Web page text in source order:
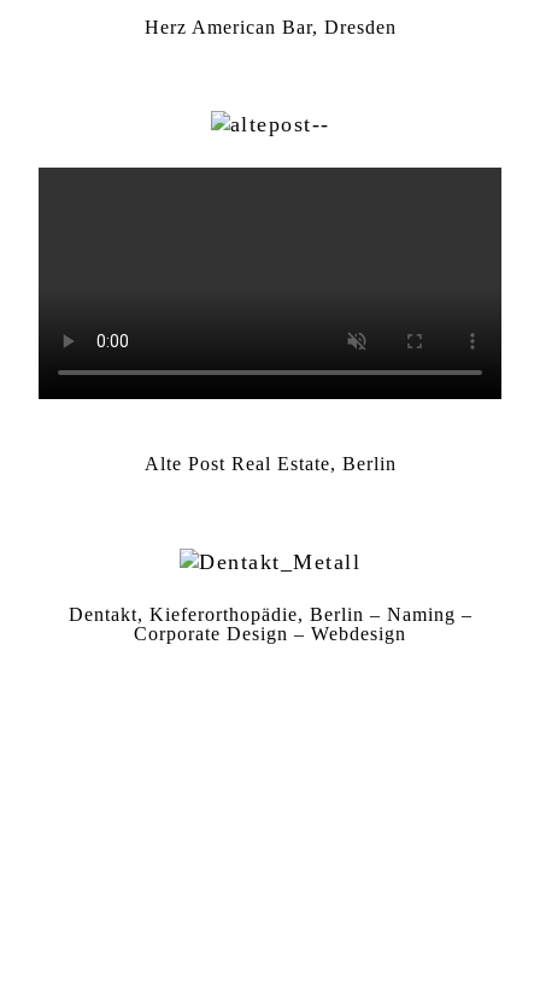
Herz American Bar, Dresden
Alte Post Real Estate, Berlin
Dentakt, Kieferorthopädie, Berlin – Naming –
Corporate Design – Webdesign